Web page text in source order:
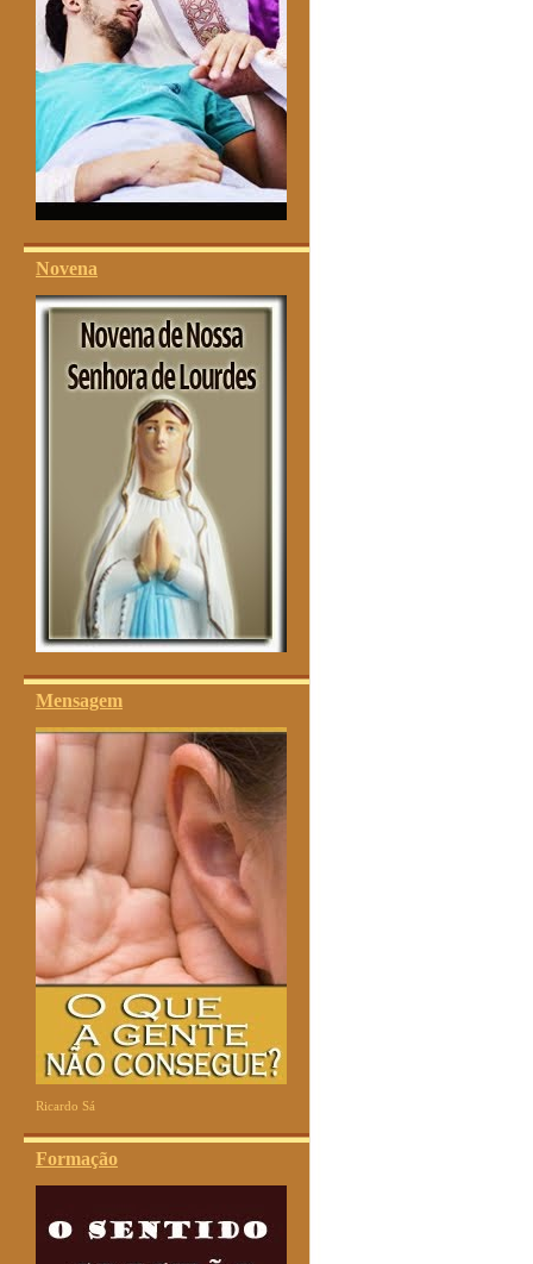
Novena
Mensagem
Ricardo Sá
Formação